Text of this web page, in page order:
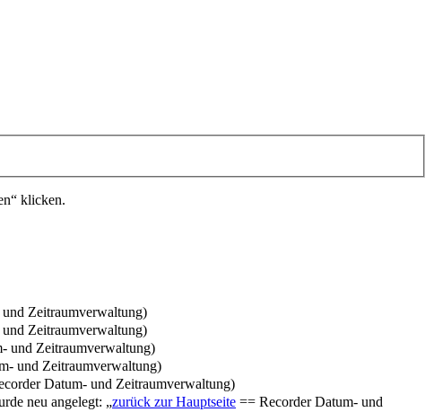
klicken.
Zeitraumverwaltung)
Zeitraumverwaltung)
und Zeitraumverwaltung)
und Zeitraumverwaltung)
Datum- und Zeitraumverwaltung)
neu angelegt: „zurück zur Hauptseite == Recorder Datum- und